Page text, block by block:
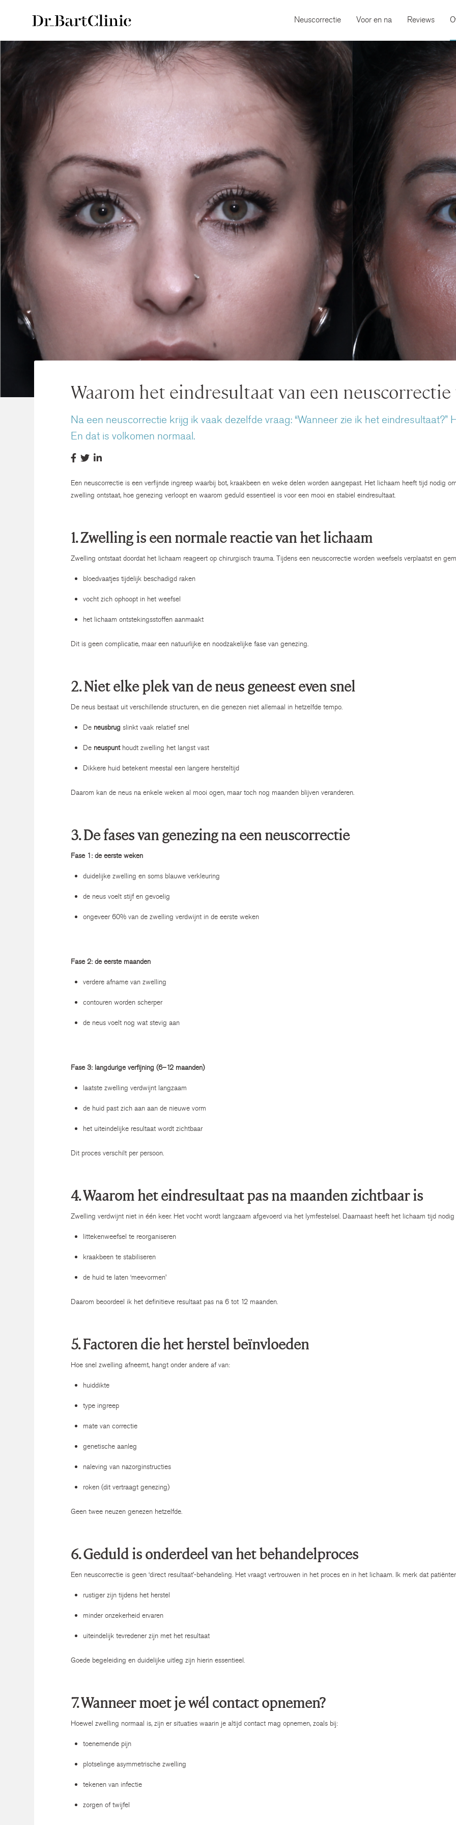
Neuscorrectie Voor en na Reviews
Waarom het eindresultaat van een
Na een neuscorrectie krijg ik vaak dezelfde vraag: “Wanneer zie ik het
En dat is volkomen normaal.
Een neuscorrectie is een verfijnde ingreep waarbij bot, kraakbeen en weke delen worden aangepast. Het lichaam heeft tijd nodig
zwelling ontstaat, hoe genezing verloopt en waarom geduld essentieel is voor een mooi en stabiel eindresultaat.
1. Zwelling is een normale reactie van het lichaam
Zwelling ontstaat doordat het lichaam reageert op chirurgisch trauma. Tijdens een neuscorrectie worden weefsels verplaatst en
bloedvaatjes tijdelijk beschadigd raken
vocht zich ophoopt in het weefsel
het lichaam ontstekingsstoffen aanmaakt
Dit is geen complicatie, maar een natuurlijke en noodzakelijke fase van genezing.
2. Niet elke plek van de neus geneest even snel
De neus bestaat uit verschillende structuren, en die genezen niet allemaal in hetzelfde tempo.
De neusbrug slinkt vaak relatief snel
De neuspunthoudt zwelling het langst vast
Dikkere huid betekent meestal een langere hersteltijd
Daarom kan de neus na enkele weken al mooi ogen, maar toch nog maanden blijven veranderen.
3. De fases van genezing na een neuscorrectie
Fase 1: de eerste weken
duidelijke zwelling en soms blauwe verkleuring
de neus voelt stijf en gevoelig
ongeveer 60% van de zwelling verdwijnt in de eerste weken
Fase 2: de eerste maanden
verdere afname van zwelling
contouren worden scherper
de neus voelt nog wat stevig aan
Fase 3: langdurige verfijning (6–12 maanden)
laatste zwelling verdwijnt langzaam
de huid past zich aan aan de nieuwe vorm
het uiteindelijke resultaat wordt zichtbaar
Dit proces verschilt per persoon.
4. Waarom het eindresultaat pas na maanden zichtbaar is
Zwelling verdwijnt niet in één keer. Het vocht wordt langzaam afgevoerd via het lymfestelsel. Daarnaast heeft het lichaam tijd
littekenweefsel te reorganiseren
kraakbeen te stabiliseren
de huid te laten ‘meevormen’
Daarom beoordeel ik het definitieve resultaat pas na 6 tot 12 maanden.
5. Factoren die het herstel beïnvloeden
Hoe snel zwelling afneemt, hangt onder andere af van:
huiddikte
type ingreep
mate van correctie
genetische aanleg
naleving van nazorginstructies
roken (dit vertraagt genezing)
Geen twee neuzen genezen hetzelfde.
6. Geduld is onderdeel van het behandelproces
Een neuscorrectie is geen ‘direct resultaat’-behandeling. Het vraagt vertrouwen in het proces en in het lichaam. Ik merk dat
rustiger zijn tijdens het herstel
minder onzekerheid ervaren
uiteindelijk tevredener zijn met het resultaat
Goede begeleiding en duidelijke uitleg zijn hierin essentieel.
7. Wanneer moet je wél contact opnemen?
Hoewel zwelling normaal is, zijn er situaties waarin je altijd contact mag opnemen, zoals bij:
toenemende pijn
plotselinge asymmetrische zwelling
tekenen van infectie
zorgen of twijfel